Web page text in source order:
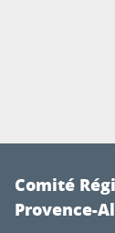
Comité
Provence-